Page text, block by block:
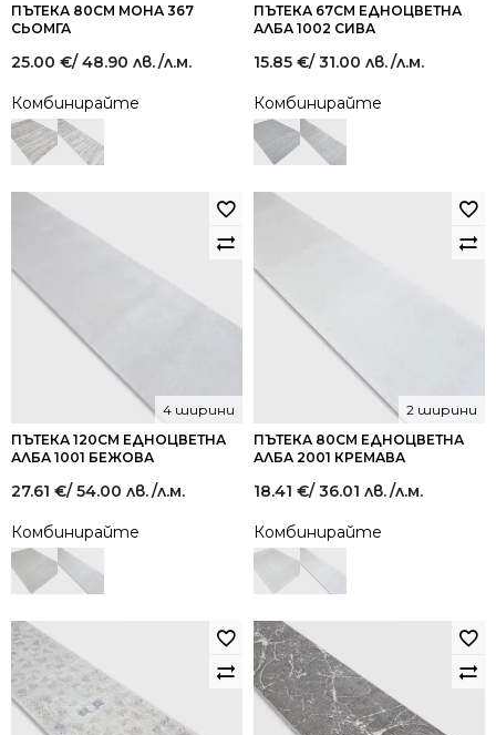
ПЪТЕКА 80СМ МОНА 367
СЬОМГА
25.00 €/ 48.90 лв./л.м.
Комбинирайте
ПЪТЕКА 67СМ ЕДНОЦВЕТНА
АЛБА 1002 СИВА
15.85 €/ 31.00 лв./л.м.
Комбинирайте
ПЪТЕКА 120СМ ЕДНОЦВЕТНА
АЛБА 1001 БЕЖОВА
4 ширини
27.61 €/ 54.00 лв./л.м.
Комбинирайте
ПЪТЕКА 80СМ ЕДНОЦВЕТНА
АЛБА 2001 КРЕМАВА
2 ширини
18.41 €/ 36.01 лв./л.м.
Комбинирайте